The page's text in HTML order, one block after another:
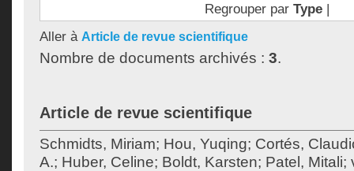
Regrouper par Type|
Aller à Article de revue scientifique
Nombre de documents archivés : 3.
Article de revue scientifique
Schmidts, Miriam; Hou, Yuqing; Cortés,
A.; Huber, Celine; Boldt, Karsten; Patel, Mitali;